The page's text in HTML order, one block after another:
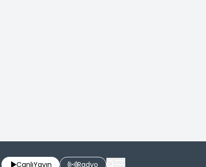
CanlıYayın Radyo